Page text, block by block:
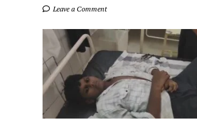
Leave a Comment